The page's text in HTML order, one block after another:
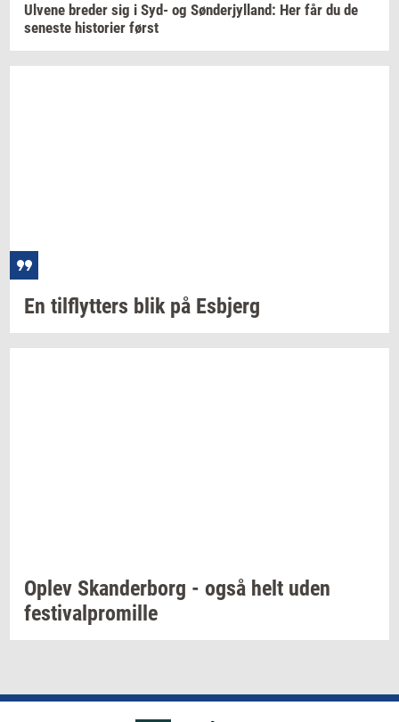
Ul­ve­ne bre­der sig i Syd- og Søn­derjyl­land: Her får du de
se­ne­ste hi­sto­ri­er først
En til­flyt­ters blik på Es­b­jerg
Oplev Skan­der­borg - også helt uden
festi­val­pro­mil­le